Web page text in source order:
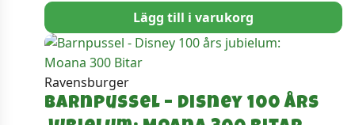
Lägg till i varukorg
Ravensburger
Barnpussel – Disney 100 års